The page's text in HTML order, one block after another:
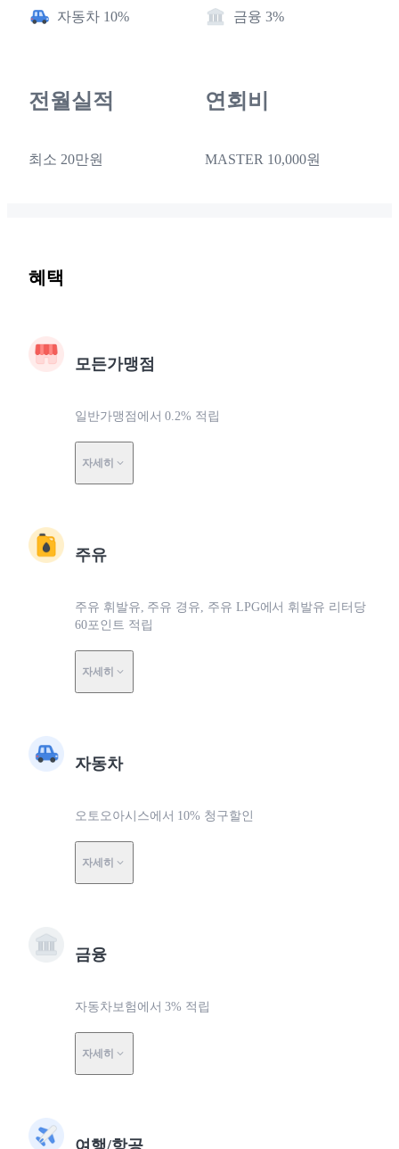
자동차 10% 금융 3%
전월실적
최소 20만원
연회비
MASTER 10,000원
혜택
모든가맹점
일반가맹점에서 0.2% 적립
자세히
주유
주유 휘발유, 주유 경유, 주유 LPG에서 휘발유 리터당
60포인트 적립
자세히
자동차
오토오아시스에서 10% 청구할인
자세히
금융
자동차보험에서 3% 적립
자세히